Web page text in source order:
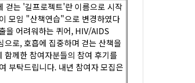
걷는 '길프로젝트'란 이름으로 시작
모임 "산책연습"으로 변경하였다
을 어려워하는 퀴어, HIV/AIDS
로, 호흡에 집중하며 걷는 산책을
께한 참여자분들의 참여 후기를
부탁드립니다. 내년 참여자 모집은